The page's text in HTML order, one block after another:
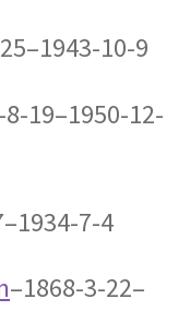
ーンの法則
25–1943-10-9
19–1950-12-
7-4
–1868-3-22–